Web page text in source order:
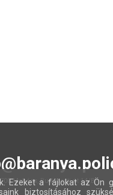
Mohács, Budapesti út 14/B
Ezeket a fájlokat az Ön
biztosításához